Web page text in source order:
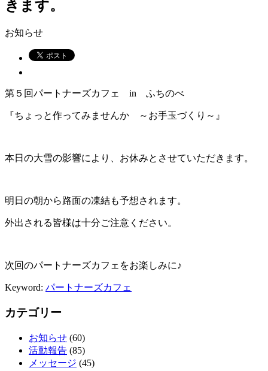
きます。
お知らせ
第５回パートナーズカフェ in ふちのべ
『ちょっと作ってみませんか ～お手玉づくり～』
本日の大雪の影響により、お休みとさせていただきます。
明日の朝から路面の凍結も予想されます。
外出される皆様は十分ご注意ください。
次回のパートナーズカフェをお楽しみに♪
Keyword: パートナーズカフェ
カテゴリー
お知らせ (60)
活動報告 (85)
メッセージ (45)